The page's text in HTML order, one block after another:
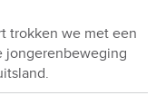
trokken we met een
jongerenbeweging